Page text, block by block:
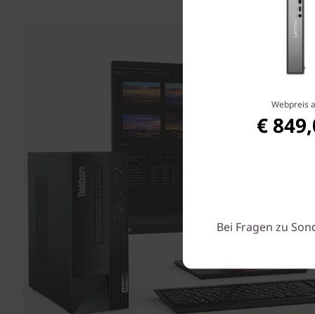
Webpreis
€
Bei Fragen zu